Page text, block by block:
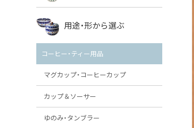
VENA
ミレナ
ボレス
用途・形から選ぶ
コーヒー・ティー用品
マグカップ・コーヒーカップ
カップ＆ソーサー
ゆのみ・タンブラー